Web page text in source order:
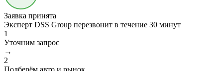
Заявка принята
Эксперт DSS Group перезвонит в течение 30 минут
1
Уточним запрос
→
2